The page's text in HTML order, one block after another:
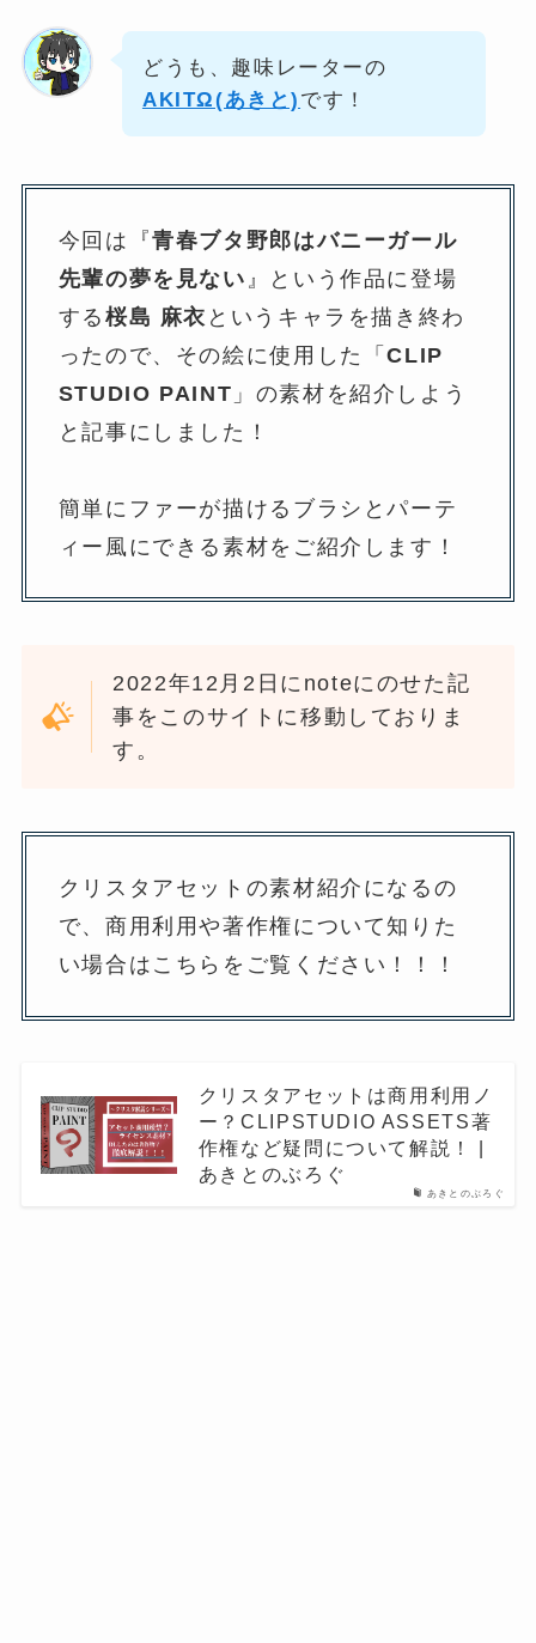
どうも、趣味レーターの
AKITΩ(あきと) です！
今回は『青春ブタ野郎はバニーガール
先輩の夢を見ない 』という作品に登場
する桜島 麻衣 というキャラを描き終わ
ったので、その絵に使用した「CLIP
STUDIO PAINT 」の素材を紹介しよう
と記事にしました！
簡単にファーが描けるブラシとパーテ
ィー風にできる素材をご紹介します！
2022年12月2日にnoteにのせた記
事をこのサイトに移動しておりま
す。
クリスタアセットの素材紹介になるの
で、商用利用や著作権について知りた
い場合はこちらをご覧ください！！！
あきとのぶろぐ
クリスタアセットは商用利用ノ
ー？CLIPSTUDIO ASSETS著
作権など疑問について解説！ |
あきとのぶろぐ